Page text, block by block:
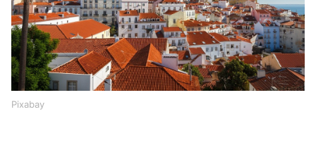
Pixabay